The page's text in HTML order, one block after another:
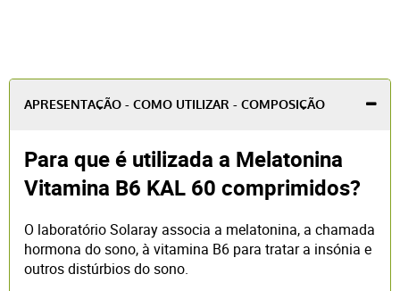
APRESENTAÇÃO - COMO UTILIZAR - COMPOSIÇÃO
Para que é utilizada a Melatonina
Vitamina B6 KAL 60 comprimidos?
O laboratório Solaray associa a melatonina, a chamada
hormona do sono, à vitamina B6 para tratar a insónia e
outros distúrbios do sono.